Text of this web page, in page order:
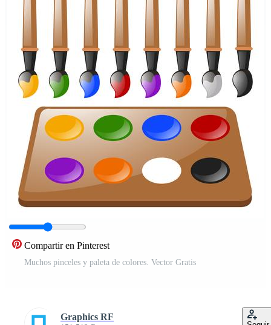
Compartir en Pinterest
Muchos pinceles y paleta de colores. Vector Gratis
Graphics RF